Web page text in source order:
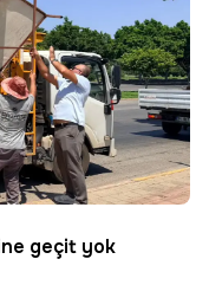
geçit yok